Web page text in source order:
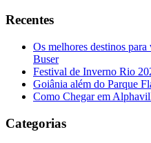
Recentes
Os melhores destinos
Buser
Festival de Inverno Rio
Goiânia além do Parque
Como Chegar em
Categorias